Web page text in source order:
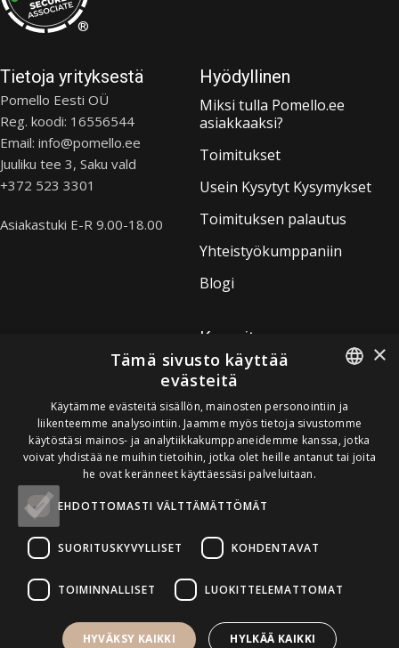
®
Tietoja yrityksestä
Pomello Eesti OÜ
Reg. koodi: 16556544
Email: info@pomello.ee
Juuliku tee 3, Saku vald
+372 523 3301
Asiakastuki E-R 9.00-18.00
Hyödyllinen
Miksi tulla Pomello.ee
asiakkaaksi?
Toimitukset
Usein Kysytyt Kysymykset
Toimituksen palautus
Yhteistyökumppaniin
Blogi
Kurssit
Kulmien laminointi
3D kulmakarvojen hoito
kemiallisella värjäyksellä
Ripsien kohotus ja
kulmakarvojen laminointi
ESTONIAN
ENGLISH
FINNISH
×
Tämä sivusto käyttää
evästeitä
Käytämme evästeitä sisällön, mainosten personointiin ja
liikenteemme analysointiin. Jaamme myös tietoja sivustomme
käytöstäsi mainos- ja analytiikkakumppaneidemme kanssa, jotka
voivat yhdistää ne muihin tietoihin, jotka olet heille antanut tai joita
he ovat keränneet käyttäessäsi palveluitaan.
EHDOTTOMASTI VÄLTTÄMÄTTÖMÄT
SUORITUSKYVYLLISET KOHDENTAVAT
TOIMINNALLISET LUOKITTELEMATTOMAT
HYVÄKSY KAIKKI HYLKÄÄ KAIKKI